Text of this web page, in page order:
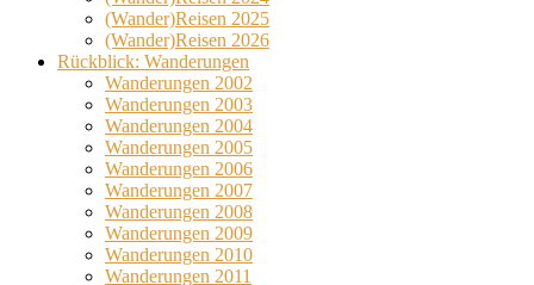
(Wander)Reisen 2025
(Wander)Reisen 2026
Rückblick: Wanderungen
Wanderungen 2002
Wanderungen 2003
Wanderungen 2004
Wanderungen 2005
Wanderungen 2006
Wanderungen 2007
Wanderungen 2008
Wanderungen 2009
Wanderungen 2010
Wanderungen 2011